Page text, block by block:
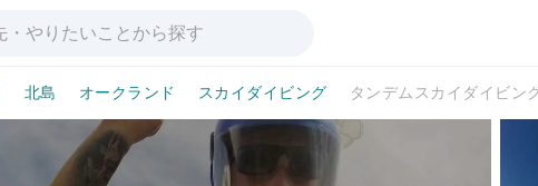
北島 オークランド スカイダイビング タンデムスカイダイビン